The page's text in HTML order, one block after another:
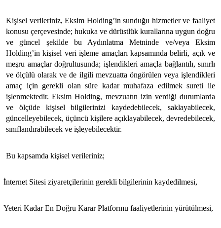
Kişisel verileriniz, Eksim Holding’in sunduğu hizmetler ve faaliyet
konusu çerçevesinde; hukuka ve dürüstlük kurallarına uygun doğru
ve güncel şekilde bu Aydınlatma Metninde ve/veya Eksim
Holding’in kişisel veri işleme amaçları kapsamında belirli, açık ve
meşru amaçlar doğrultusunda; işlendikleri amaçla bağlantılı, sınırlı
ve ölçülü olarak ve de ilgili mevzuatta öngörülen veya işlendikleri
amaç için gerekli olan süre kadar muhafaza edilmek sureti ile
işlenmektedir. Eksim Holding, mevzuatın izin verdiği durumlarda
ve ölçüde kişisel bilgilerinizi kaydedebilecek, saklayabilecek,
güncelleyebilecek, üçüncü kişilere açıklayabilecek, devredebilecek,
sınıflandırabilecek ve işleyebilecektir.
Bu kapsamda kişisel verileriniz;
İnternet Sitesi ziyaretçilerinin gerekli bilgilerinin kaydedilmesi,
Yeteri Kadar En Doğru Karar Platformu faaliyetlerinin yürütülmesi,